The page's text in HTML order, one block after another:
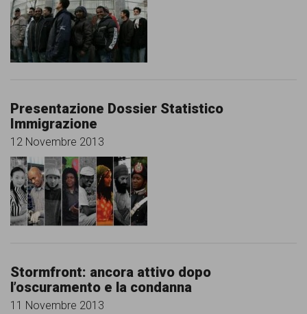
Presentazione Dossier Statistico
Immigrazione
12 Novembre 2013
Stormfront: ancora attivo dopo
l’oscuramento e la condanna
11 Novembre 2013